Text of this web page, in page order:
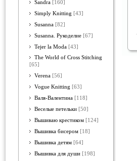
Sandra [160]
Simply Knitting [43]
Susanna [82]
Susanna. Рукоделие [67]
Tejer la Moda [43]
The World of Cross Stitching
[65]
Verena [56]
Vogue Knitting [63]
Валя-Валентина [118]
Веселые петельки [50]
Вышиваю крестиком [124]
Вышивка бисером [18]
Вышивка детям [64]
Вышивка для души [198]